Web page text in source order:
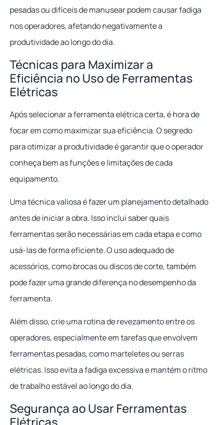
pesadas ou difíceis de manusear podem causar fadiga
nos operadores, afetando negativamente a
produtividade ao longo do dia.
Técnicas para Maximizar a
Eficiência no Uso de Ferramentas
Elétricas
Após selecionar a ferramenta elétrica certa, é hora de
focar em como maximizar sua eficiência. O segredo
para otimizar a produtividade é garantir que o operador
conheça bem as funções e limitações de cada
equipamento.
Uma técnica valiosa é fazer um planejamento detalhado
antes de iniciar a obra. Isso inclui saber quais
ferramentas serão necessárias em cada etapa e como
usá-las de forma eficiente. O uso adequado de
acessórios, como brocas ou discos de corte, também
pode fazer uma grande diferença no desempenho da
ferramenta.
Além disso, crie uma rotina de revezamento entre os
operadores, especialmente em tarefas que envolvem
ferramentas pesadas, como marteletes ou serras
elétricas. Isso evita a fadiga excessiva e mantém o ritmo
de trabalho estável ao longo do dia.
Segurança ao Usar Ferramentas
Elétricas